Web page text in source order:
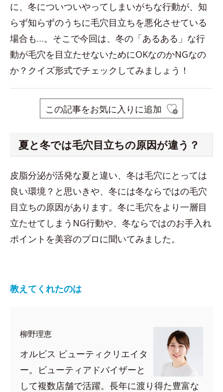
に、冬についついやってしまいがちな行動が、知
らず知らずのうちに毛穴目立ちを悪化させている
場合も…。そこで今回は、冬の「あるある」な行
動が毛穴を目立たせないためにOKなのかNGなの
か？クイズ形式でチェックしてみましょう！
この記事をお気に入りに追加
夏と冬では毛穴目立ちの原因が違う？
皮脂分泌が活発な夏と違い、冬は毛穴にとっては
良い環境？と思いきや、冬には冬ならではの毛穴
目立ちの原因があります。冬に毛穴をより一層目
立たせてしまうNG行動や、冬ならではのお手入れ
ポイントを美容のプロに聞いてみました。
教えてくれたのは
柳野理恵
オルビス ビューティクリエイタ
ー。ビューティアドバイザーと
して複数店舗で活躍。長年に渡り得た豊富な